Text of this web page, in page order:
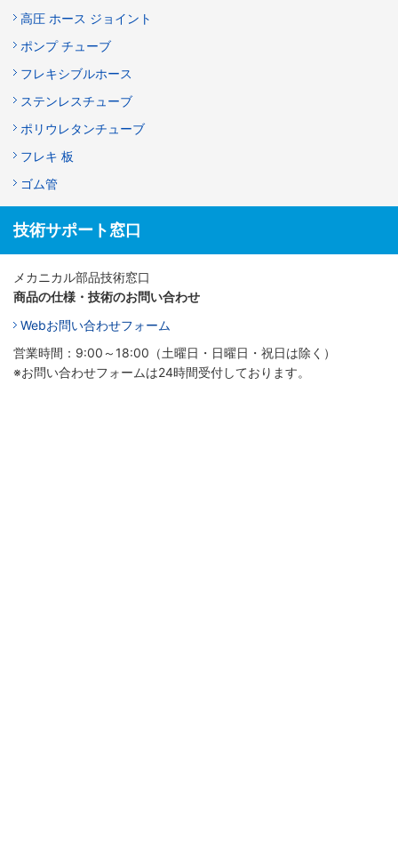
高圧 ホース ジョイント
ポンプ チューブ
フレキシブルホース
ステンレスチューブ
ポリウレタンチューブ
フレキ 板
ゴム管
技術サポート窓口
メカニカル部品技術窓口
商品の仕様・技術のお問い合わせ
Webお問い合わせフォーム
営業時間：9:00～18:00（土曜日・日曜日・祝日は除く）
※お問い合わせフォームは24時間受付しております。